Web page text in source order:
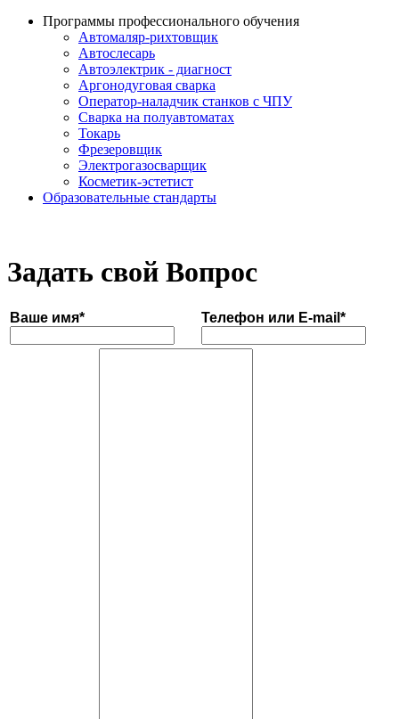
Программы профессионального обучения
Автомаляр-рихтовщик
Автослесарь
Автоэлектрик - диагност
Аргонодуговая сварка
Оператор-наладчик станков с ЧПУ
Сварка на полуавтоматах
Токарь
Фрезеровщик
Электрогазосварщик
Косметик-эстетист
Образовательные стандарты
Задать свой Вопрос
Ваше имя* Телефон или E-mail*